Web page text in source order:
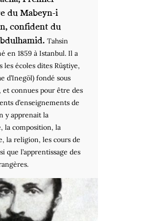
du Mabeyn-i
confident du
Tahsin
en 1859 à Istanbul. Il a
les écoles dites Rüştiye,
d’Inegöl) fondé sous
connues pour être des
d’enseignements de
y apprenait la
la composition, la
la religion, les cours de
que l’apprentissage des